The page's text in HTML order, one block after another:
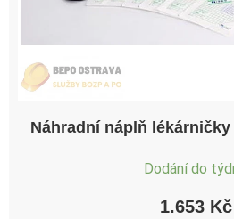
Náhradní náplň
Dodání do
1.653 Kč